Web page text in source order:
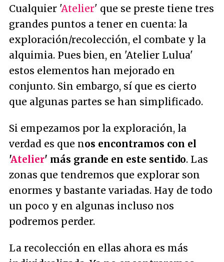
Cualquier 'Atelier' que se preste tiene tres
grandes puntos a tener en cuenta: la
exploración/recolección, el combate y la
alquimia. Pues bien, en 'Atelier Lulua'
estos elementos han mejorado en
conjunto. Sin embargo, sí que es cierto
que algunas partes se han simplificado.
Si empezamos por la exploración, la
verdad es que nos encontramos con el
'Atelier' más grande en este sentido. Las
zonas que tendremos que explorar son
enormes y bastante variadas. Hay de todo
un poco y en algunas incluso nos
podremos perder.
La recolección en ellas ahora es más